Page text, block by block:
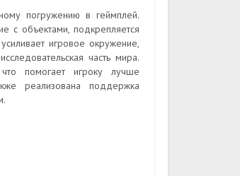
погружению в геймплей.
с объектами, подкрепляется
игровое окружение,
часть мира.
помогает игроку лучше
реализована поддержка